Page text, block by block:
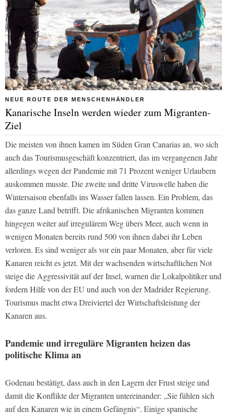
NEUE ROUTE DER MENSCHENHÄNDLER
Kanarische Inseln werden wieder zum Migranten-
Ziel
Die meisten von ihnen kamen im Süden Gran Canarias an, wo sich
auch das Tourismusgeschäft konzentriert, das im vergangenen Jahr
allerdings wegen der Pandemie mit 71 Prozent weniger Urlaubern
auskommen musste. Die zweite und dritte Viruswelle haben die
Wintersaison ebenfalls ins Wasser fallen lassen. Ein Problem, das
das ganze Land betrifft. Die afrikanischen Migranten kommen
hingegen weiter auf irregulärem Weg übers Meer, auch wenn in
wenigen Monaten bereits rund 500 von ihnen dabei ihr Leben
verloren. Es sind weniger als vor ein paar Monaten, aber für viele
Kanaren reicht es jetzt. Mit der wachsenden wirtschaftlichen Not
steige die Aggressivität auf der Insel, warnen die Lokalpolitiker und
fordern Hilfe von der EU und auch von der Madrider Regierung.
Tourismus macht etwa Dreiviertel der Wirtschaftsleistung der
Kanaren aus.
Pandemie und irreguläre Migranten heizen das
politische Klima an
Godenau bestätigt, dass auch in den Lagern der Frust steige und
damit die Konflikte der Migranten untereinander: „Sie fühlen sich
auf den Kanaren wie in einem Gefängnis“. Einige spanische